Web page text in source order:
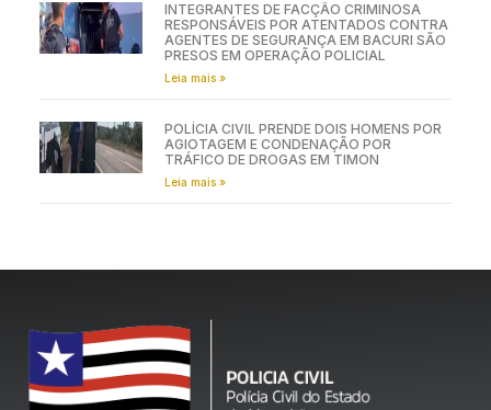
INTEGRANTES DE FACÇÃO CRIMINOSA
RESPONSÁVEIS POR ATENTADOS CONTRA
AGENTES DE SEGURANÇA EM BACURI SÃO
PRESOS EM OPERAÇÃO POLICIAL
Leia mais »
POLÍCIA CIVIL PRENDE DOIS HOMENS POR
AGIOTAGEM E CONDENAÇÃO POR
TRÁFICO DE DROGAS EM TIMON
Leia mais »